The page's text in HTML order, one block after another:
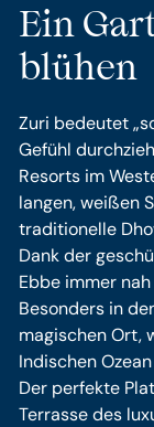
Ein
blühen
Zuri bedeutet
Gefühl
Resorts im
langen, weißen
traditionelle
Dank der
Ebbe immer
Besonders in
magischen Ort,
Indischen
Der perfekte
Terrasse des